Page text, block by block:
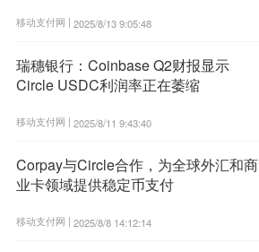
移动支付网 | 2025/8/13 9:05:48
瑞穗银行：Coinbase Q2财报显示
Circle USDC利润率正在萎缩
移动支付网 | 2025/8/11 9:43:40
Corpay与Circle合作，为全球外汇和商
业卡领域提供稳定币支付
移动支付网 | 2025/8/8 14:12:14